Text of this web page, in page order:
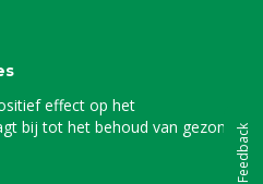
effect op het
bij tot het behoud van gezondeFeedback